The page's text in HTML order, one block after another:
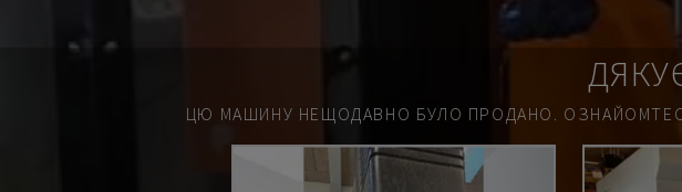
ЦЮ МАШИНУ НЕЩОДАВНО БУЛО ПРОДАНО.